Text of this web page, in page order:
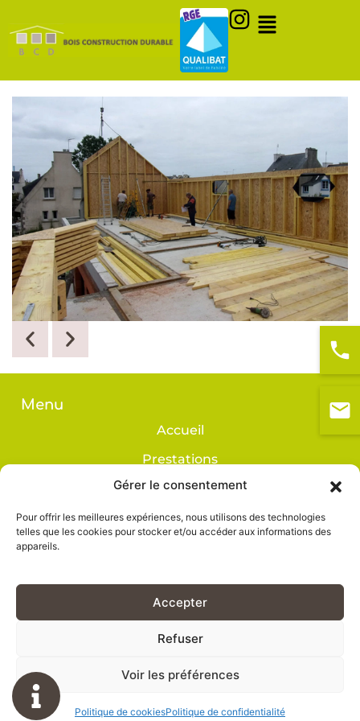
Gérer le consentement
Pour offrir les meilleures expériences, nous utilisons des technologies
telles que les cookies pour stocker et/ou accéder aux informations des
appareils.
Accepter
Refuser
Voir les préférences
Politique de cookiesPolitique de confidentialité
Menu
Accueil
Prestations
Réalisations
Avis
BOIS CONSTRUCTION DURABLE
Politique de confidentialité
Plan du site